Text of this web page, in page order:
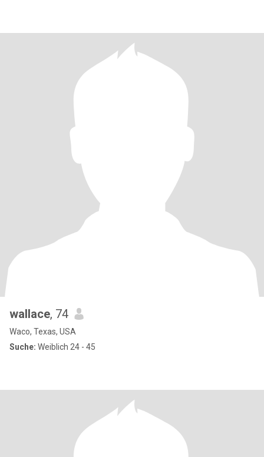
wallace, 74
Waco, Texas, USA
Suche: Weiblich 24 - 45